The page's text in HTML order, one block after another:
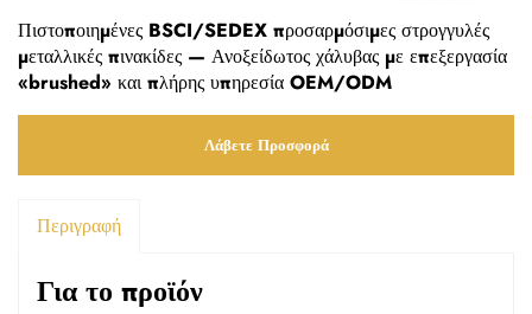
Πιστοποιημένες BSCI/SEDEX προσαρμόσιμες στρογγυλές
μεταλλικές πινακίδες — Ανοξείδωτος χάλυβας με επεξεργασία
«brushed» και πλήρης υπηρεσία OEM/ODM
Λάβετε Προσφορά
Περιγραφή
Για το προϊόν